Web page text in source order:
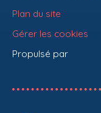
Plan du site
Gérer les cookies
Propulsé par